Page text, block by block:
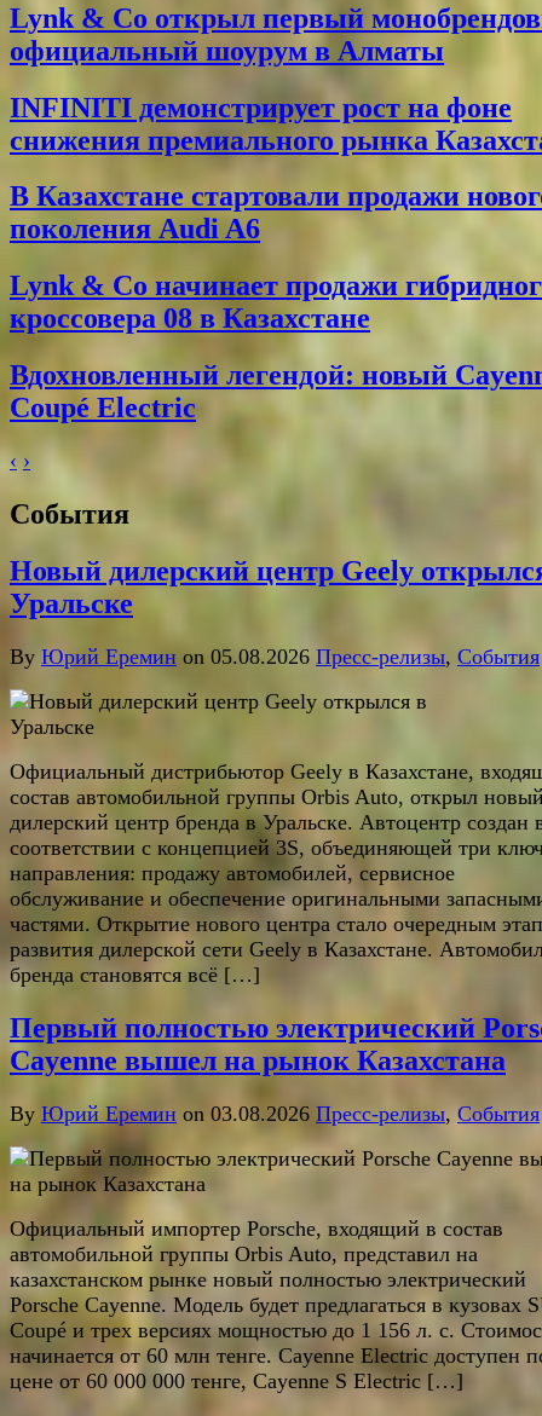
Lynk & Co открыл первый
официальный шоурум в Алматы
INFINITI демонстрирует рост на фоне
снижения премиального рынка
В Казахстане стартовали продажи
поколения Audi A6
Lynk & Co начинает продажи
кроссовера 08 в Казахстане
Вдохновленный легендой: новый
Coupé Electric
‹ ›
События
Новый дилерский центр Geely
Уральске
By Юрий Еремин on 05.08.2026 Пресс-релизы, События
Официальный дистрибьютор Geely в Казахстане,
состав автомобильной группы Orbis Auto, открыл
дилерский центр бренда в Уральске. Автоцентр создан
соответствии с концепцией 3S, объединяющей три
направления: продажу автомобилей, сервисное
обслуживание и обеспечение оригинальными
частями. Открытие нового центра стало очередным
развития дилерской сети Geely в Казахстане.
бренда становятся всё […]
Первый полностью электрический
Cayenne вышел на рынок Казахстана
By Юрий Еремин on 03.08.2026 Пресс-релизы, События
Официальный импортер Porsche, входящий в состав
автомобильной группы Orbis Auto, представил на
казахстанском рынке новый полностью электрический
Porsche Cayenne. Модель будет предлагаться в кузовах
Coupé и трех версиях мощностью до 1 156 л. с.
начинается от 60 млн тенге. Cayenne Electric доступен
цене от 60 000 000 тенге, Cayenne S Electric […]